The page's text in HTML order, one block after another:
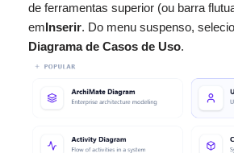
de ferramentas superior (ou barra
emInserir. Do menu suspenso,
Diagrama de Casos de Uso.